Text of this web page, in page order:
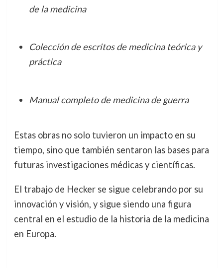
de la medicina
Colección de escritos de medicina teórica y
práctica
Manual completo de medicina de guerra
Estas obras no solo tuvieron un impacto en su
tiempo, sino que también sentaron las bases para
futuras investigaciones médicas y científicas.
El trabajo de Hecker se sigue celebrando por su
innovación y visión, y sigue siendo una figura
central en el estudio de la historia de la medicina
en Europa.